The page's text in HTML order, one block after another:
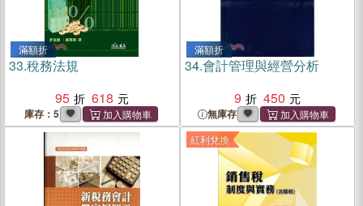
滿額折
33.稅務法規
95
618
庫存：5
滿額折
34.會計管理與經營分析
9
450
無庫存
紅利兌換